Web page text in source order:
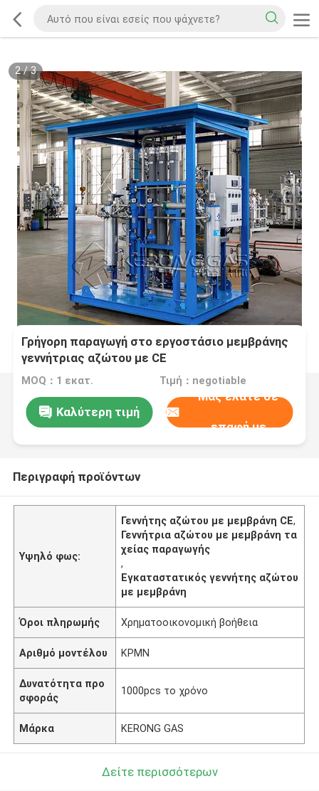
2/3
Γρήγορη παραγωγή στο εργοστάσιο μεμβράνης
γεννήτριας αζώτου με CE
MOQ：1 εκατ. Τιμή：negotiable
Καλύτερη τιμή
Μας ελάτε σε
επαφή με
Περιγραφή προϊόντων
Υψηλό φως:
Γεννήτης αζώτου με μεμβράνη CE,
Γεννήτρια αζώτου με μεμβράνη τα
χείας παραγωγής
,
Εγκαταστατικός γεννήτης αζώτου
με μεμβράνη
Όροι πληρωμής Χρηματοοικονομική βοήθεια
Αριθμό μοντέλου ΚΡΜΝ
Δυνατότητα προ
σφοράς
1000pcs το χρόνο
Μάρκα KERONG GAS
Δείτε περισσότερων